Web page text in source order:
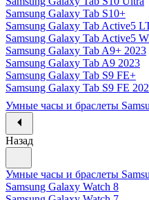
Samsung Galaxy Tab S10+
Samsung Galaxy Tab Active5
Samsung Galaxy Tab Active5
Samsung Galaxy Tab A9+ 2023
Samsung Galaxy Tab A9 2023
Samsung Galaxy Tab S9 FE+
Samsung Galaxy Tab S9 FE
Умные часы и браслеты
Назад
Умные часы и браслеты
Samsung Galaxy Watch 8